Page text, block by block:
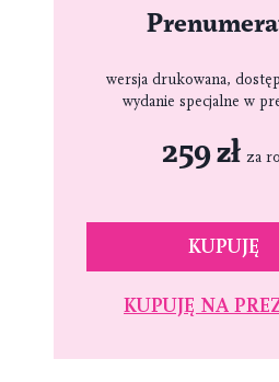
wersja drukowana,
wydanie specjalne w
259 zł za
KUPUJĘ
KUPUJĘ NA